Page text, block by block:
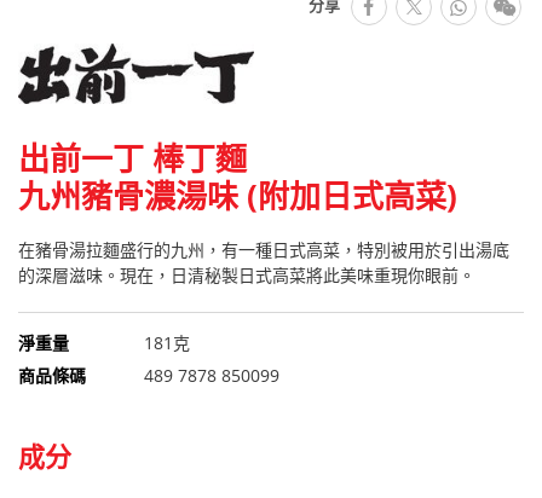
分享 facebook
推特 微
出前一丁 棒丁麵
九州豬骨濃湯味 (附加日式高菜)
在豬骨湯拉麵盛行的九州，有一種日式高菜，特別被用於引出湯底
的深層滋味。現在，日清秘製日式高菜將此美味重現你眼前。
淨重量
181克
商品條碼
489 7878 850099
成分